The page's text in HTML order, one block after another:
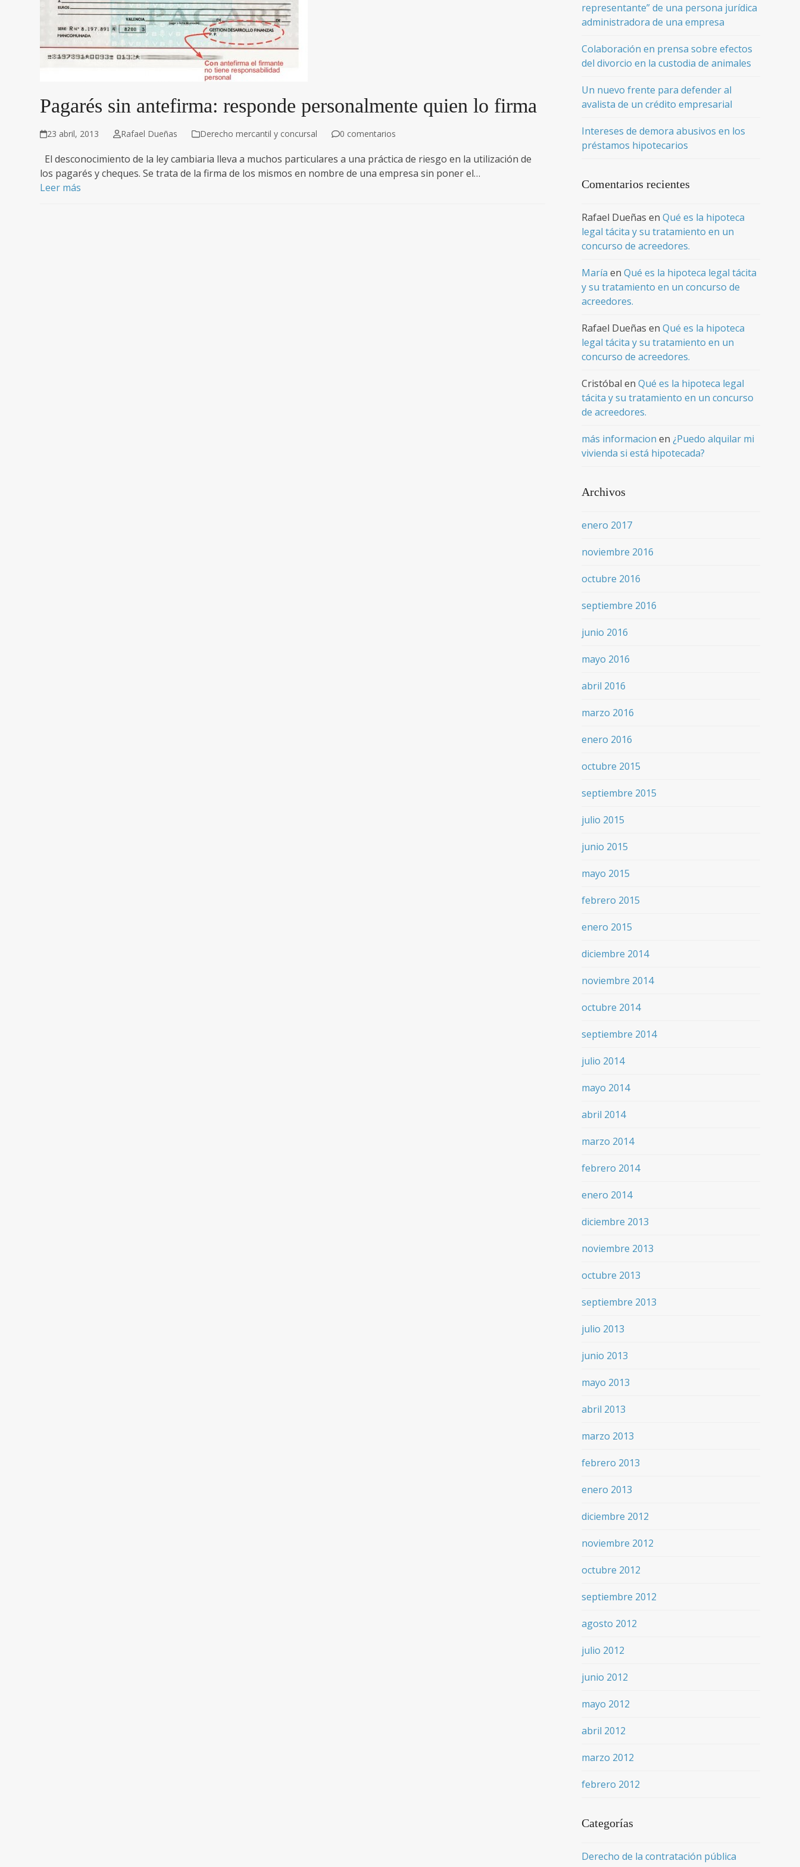
Pagarés sin antefirma: responde personalmente quien lo firma
23 abril, 2013 Rafael Dueñas Derecho mercantil y concursal 0 comentarios
El desconocimiento de la ley cambiaria lleva a muchos particulares a una práctica de riesgo en la utilización de
los pagarés y cheques. Se trata de la firma de los mismos en nombre de una empresa sin poner el…
Leer más
representante” de una persona jurídica
administradora de una empresa
Colaboración en prensa sobre efectos
del divorcio en la custodia de animales
Un nuevo frente para defender al
avalista de un crédito empresarial
Intereses de demora abusivos en los
préstamos hipotecarios
Comentarios recientes
Rafael Dueñas en Qué es la hipoteca
legal tácita y su tratamiento en un
concurso de acreedores.
María en Qué es la hipoteca legal tácita
y su tratamiento en un concurso de
acreedores.
Rafael Dueñas en Qué es la hipoteca
legal tácita y su tratamiento en un
concurso de acreedores.
Cristóbal en Qué es la hipoteca legal
tácita y su tratamiento en un concurso
de acreedores.
más informacion en ¿Puedo alquilar mi
vivienda si está hipotecada?
Archivos
enero 2017
noviembre 2016
octubre 2016
septiembre 2016
junio 2016
mayo 2016
abril 2016
marzo 2016
enero 2016
octubre 2015
septiembre 2015
julio 2015
junio 2015
mayo 2015
febrero 2015
enero 2015
diciembre 2014
noviembre 2014
octubre 2014
septiembre 2014
julio 2014
mayo 2014
abril 2014
marzo 2014
febrero 2014
enero 2014
diciembre 2013
noviembre 2013
octubre 2013
septiembre 2013
julio 2013
junio 2013
mayo 2013
abril 2013
marzo 2013
febrero 2013
enero 2013
diciembre 2012
noviembre 2012
octubre 2012
septiembre 2012
agosto 2012
julio 2012
junio 2012
mayo 2012
abril 2012
marzo 2012
febrero 2012
Categorías
Derecho de la contratación pública